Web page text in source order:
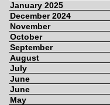
January 2025
December 2024
November
October
September
August
July
June
June
May